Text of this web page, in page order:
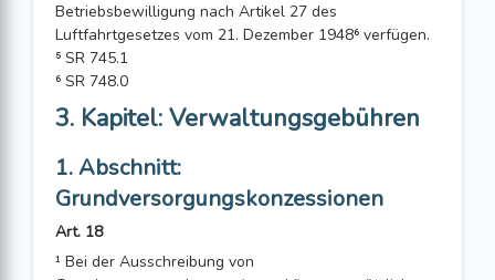
Betriebsbewilligung nach Artikel 27 des
Luftfahrtgesetzes vom 21. Dezember 1948⁶ verfügen.
⁵ SR 745.1
⁶ SR 748.0
3. Kapitel: Verwaltungsgebühren
1. Abschnitt:
Grundversorgungskonzessionen
Art. 18
¹ Bei der Ausschreibung von